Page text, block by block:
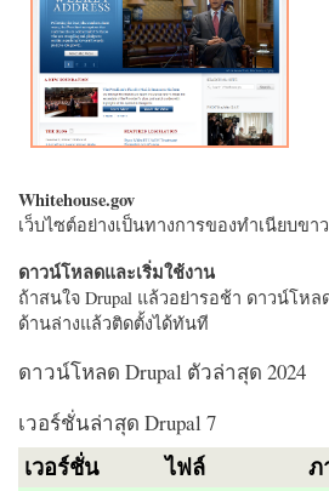
Whitehouse.gov
เว็บไซต์อย่างเป็นทางการของทำเนียบขาว
ดาวน์โหลดและเริ่มใช้งาน
ถ้าสนใจ Drupal แล้วอย่ารอช้า ดาวน์โห
ด้านล่างแล้วติดตั้งได้ทันที
ดาวน์โหลด Drupal ตัวล่าสุด 2024
เวอร์ชั่นล่าสุด Drupal 7
เวอร์ชั่น ไฟล์ ภ